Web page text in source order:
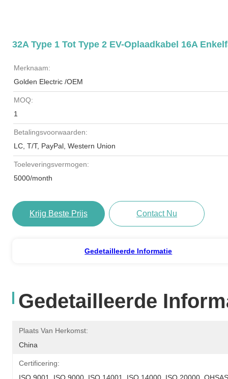
32A Type 1 Tot Type 2 EV-Oplaadkabel 16A
Merknaam:
Golden Electric /OEM
MOQ:
1
Betalingsvoorwaarden:
LC, T/T, PayPal, Western Union
Toeleveringsvermogen:
5000/month
Krijg Beste Prijs Contact Nu
Gedetailleerde Informatie
Gedetailleerde
Plaats Van Herkomst:
China
Certificering: